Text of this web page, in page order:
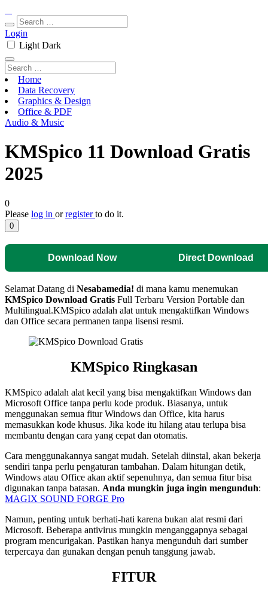
Login
Light Dark
Home
Data Recovery
Graphics & Design
Office & PDF
Audio & Music
KMSpico 11 Download Gratis
2025
0
Please log in orregisterto do it.
0
Download Now Direct Download
Selamat Datang di Nesabamedia! di mana kamu menemukan
KMSpico Download Gratis Full Terbaru Version Portable dan
Multilingual.KMSpico adalah alat untuk mengaktifkan Windows
dan Office secara permanen tanpa lisensi resmi.
KMSpico Ringkasan
KMSpico adalah alat kecil yang bisa mengaktifkan Windows dan
Microsoft Office tanpa perlu kode produk. Biasanya, untuk
menggunakan semua fitur Windows dan Office, kita harus
memasukkan kode khusus. Jika kode itu hilang atau terlupa bisa
membantu dengan cara yang cepat dan otomatis.
Cara menggunakannya sangat mudah. Setelah diinstal, akan bekerja
sendiri tanpa perlu pengaturan tambahan. Dalam hitungan detik,
Windows atau Office akan aktif sepenuhnya, dan semua fitur bisa
digunakan tanpa batasan. Anda mungkin juga ingin mengunduh:
MAGIX SOUND FORGE Pro
Namun, penting untuk berhati-hati karena bukan alat resmi dari
Microsoft. Beberapa antivirus mungkin menganggapnya sebagai
program mencurigakan. Pastikan hanya mengunduh dari sumber
terpercaya dan gunakan dengan penuh tanggung jawab.
FITUR